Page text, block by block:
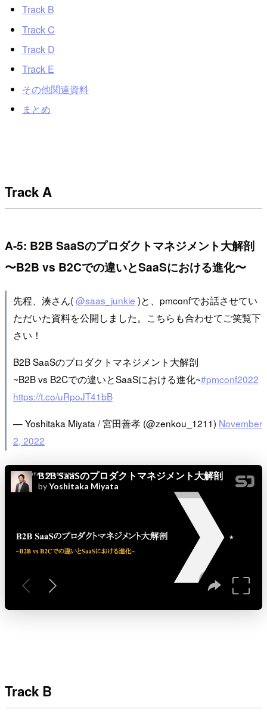
Track B
Track C
Track D
Track E
その他関連資料
まとめ
Track A
A-5: B2B SaaSのプロダクトマネジメント大解剖
〜B2B vs B2Cでの違いとSaaSにおける進化〜
先程、湊さん(@saas_junkie )と、pmconfでお話させてい
ただいた資料を公開しました。こちらも合わせてご笑覧下
さい！
B2B SaaSのプロダクトマネジメント大解剖
~B2B vs B2Cでの違いとSaaSにおける進化~#pmconf2022
https://t.co/uRpoJT41bB
— Yoshitaka Miyata / 宮田善孝 (@zenkou_1211) November
2, 2022
Track B